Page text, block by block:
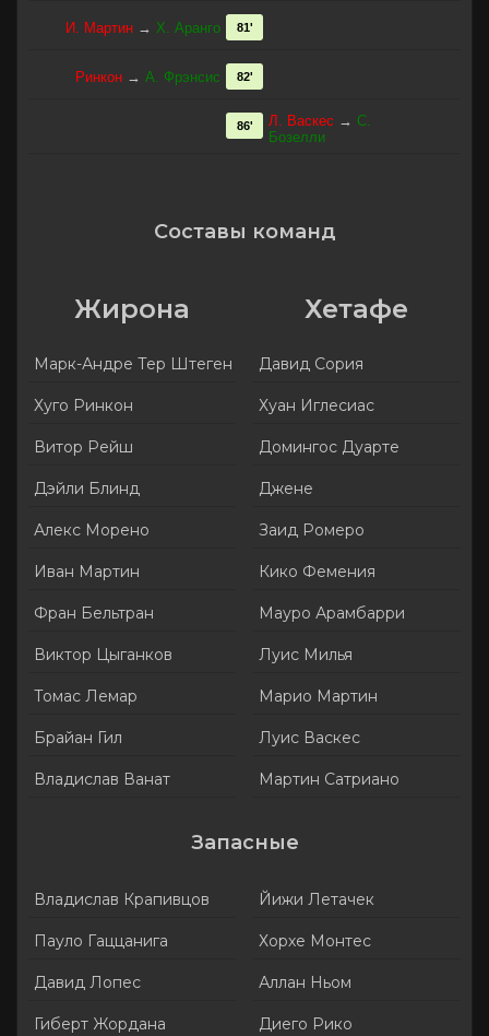
И. Мартин → Х. Аранго 81'
Ринкон → А. Фрэнсис 82'
Л. Васкес → С.
Бозелли
86'
Составы команд
Жирона
Марк-Андре Тер Штеген
Хуго Ринкон
Витор Рейш
Дэйли Блинд
Алекс Морено
Иван Мартин
Фран Бельтран
Виктор Цыганков
Томас Лемар
Брайан Гил
Владислав Ванат
Хетафе
Давид Сория
Хуан Иглесиас
Домингос Дуарте
Джене
Заид Ромеро
Кико Фемения
Мауро Арамбарри
Луис Милья
Марио Мартин
Луис Васкес
Мартин Сатриано
Запасные
Владислав Крапивцов
Пауло Гаццанига
Давид Лопес
Гиберт Жордана
Йижи Летачек
Хорхе Монтес
Аллан Ньом
Диего Рико